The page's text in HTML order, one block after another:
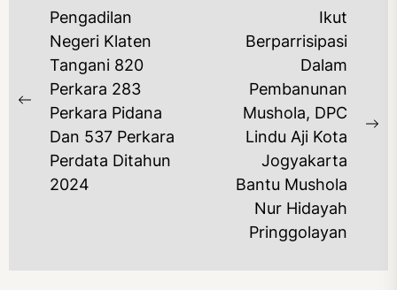
NAVIGASI
POS
Previous
post:
Pengadilan
Negeri Klaten
Tangani 820
Perkara 283
Perkara Pidana
Dan 537 Perkara
Perdata Ditahun
2024
Ikut
Berparrisipasi
Dalam
Pembanunan
Mushola, DPC
Lindu Aji Kota
Jogyakarta
Bantu Mushola
Nur Hidayah
Pringgolayan